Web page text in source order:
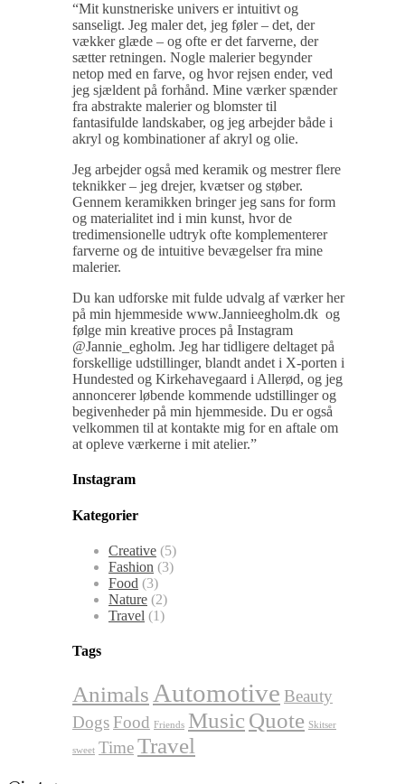
“Mit kunstneriske univers er intuitivt og
sanseligt. Jeg maler det, jeg føler – det, der
vækker glæde – og ofte er det farverne, der
sætter retningen. Nogle malerier begynder
netop med en farve, og hvor rejsen ender, ved
jeg sjældent på forhånd. Mine værker spænder
fra abstrakte malerier og blomster til
fantasifulde landskaber, og jeg arbejder både i
akryl og kombinationer af akryl og olie.
Jeg arbejder også med keramik og mestrer flere
teknikker – jeg drejer, kvætser og støber.
Gennem keramikken bringer jeg sans for form
og materialitet ind i min kunst, hvor de
tredimensionelle udtryk ofte komplementerer
farverne og de intuitive bevægelser fra mine
malerier.
Du kan udforske mit fulde udvalg af værker her
på min hjemmeside www.Jannieegholm.dk og
følge min kreative proces på Instagram
@Jannie_egholm. Jeg har tidligere deltaget på
forskellige udstillinger, blandt andet i X-porten i
Hundested og Kirkehavegaard i Allerød, og jeg
annoncerer løbende kommende udstillinger og
begivenheder på min hjemmeside. Du er også
velkommen til at kontakte mig for en aftale om
at opleve værkerne i mit atelier.”
Instagram
Kategorier
Creative (5)
Fashion (3)
Food (3)
Nature (2)
Travel (1)
Tags
AnimalsAutomotive Beauty
Dogs Food Friends Music Quote Skitser
sweet TimeTravel